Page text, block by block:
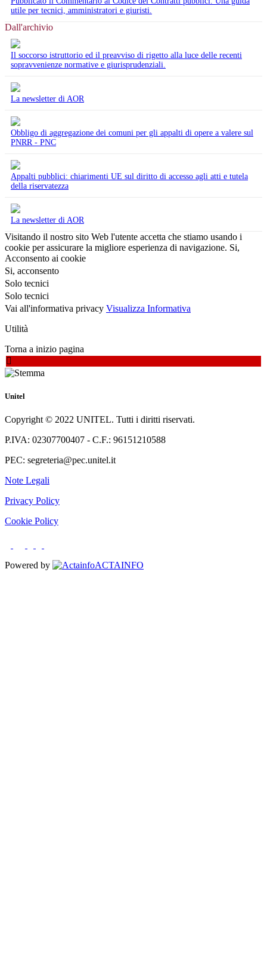
utile per tecnici, amministratori e giuristi.
Dall'archivio
Il soccorso istruttorio ed il preavviso di rigetto alla luce delle recenti
sopravvenienze normative e giurisprudenziali.
La newsletter di AOR
Obbligo di aggregazione dei comuni per gli appalti di opere a valere sul
PNRR - PNC
Appalti pubblici: chiarimenti UE sul diritto di accesso agli atti e tutela
della riservatezza
La newsletter di AOR
Visitando il nostro sito Web l'utente accetta che stiamo usando i
cookie per assicurare la migliore esperienza di navigazione. Si,
Acconsento ai cookie
Si, acconsento
Solo tecnici
Solo tecnici
Vai all'informativa privacy Visualizza Informativa
Utilità
Torna a inizio pagina
Unitel
Copyright © 2022 UNITEL. Tutti i diritti riservati.
P.IVA: 02307700407 - C.F.: 96151210588
PEC: segreteria@pec.unitel.it
Note Legali
Privacy Policy
Cookie Policy
Powered by ACTAINFO